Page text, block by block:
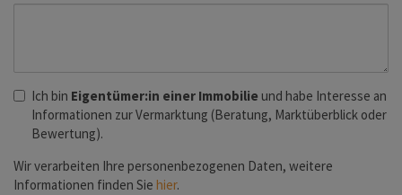
Ich bin Eigentümer:in einer Immobilie und habe Interesse an
Informationen zur Vermarktung (Beratung, Marktüberblick oder
Bewertung).
Wir verarbeiten Ihre personenbezogenen Daten, weitere
Informationen finden Sie hier.